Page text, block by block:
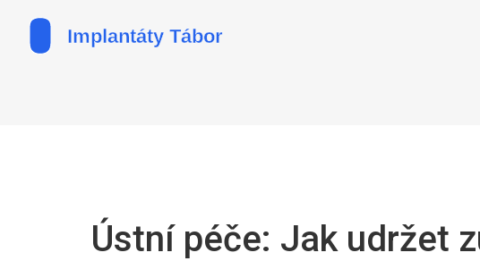
Ústní péče: Jak udržet